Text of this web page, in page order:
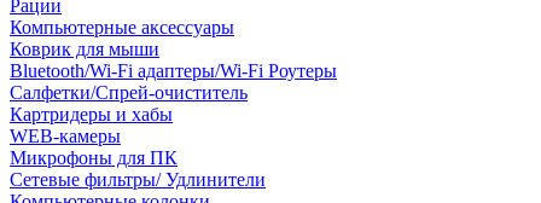
Рации
Компьютерные аксессуары
Коврик для мыши
Bluetooth/Wi-Fi адаптеры/Wi-Fi Роутеры
Салфетки/Спрей-очиститель
Картридеры и хабы
WEB-камеры
Микрофоны для ПК
Сетевые фильтры/ Удлинители